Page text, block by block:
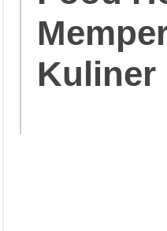
Kuliner